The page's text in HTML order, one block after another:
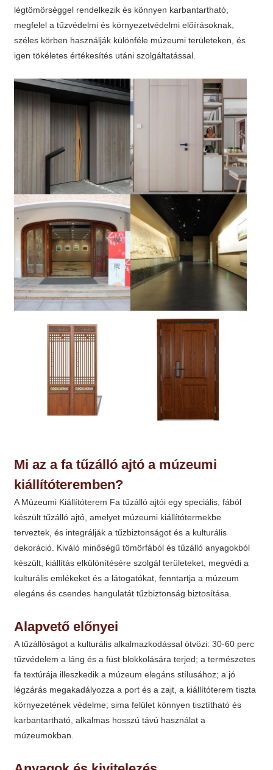
légtömörséggel rendelkezik és könnyen karbantartható,
megfelel a tűzvédelmi és környezetvédelmi előírásoknak,
széles körben használják különféle múzeumi területeken, és
igen tökéletes értékesítés utáni szolgáltatással.
Mi az a fa tűzálló ajtó a múzeumi
kiállítóteremben?
A Múzeumi Kiállítóterem Fa tűzálló ajtói egy speciális, fából
készült tűzálló ajtó, amelyet múzeumi kiállítótermekbe
terveztek, és integrálják a tűzbiztonságot és a kulturális
dekoráció. Kiváló minőségű tömörfából és tűzálló anyagokból
készült, kiállítás elkülönítésére szolgál területeket, megvédi a
kulturális emlékeket és a látogatókat, fenntartja a múzeum
elegáns és csendes hangulatát tűzbiztonság biztosítása.
Alapvető előnyei
A tűzállóságot a kulturális alkalmazkodással ötvözi: 30-60 perc
tűzvédelem a láng és a füst blokkolására terjed; a természetes
fa textúrája illeszkedik a múzeum elegáns stílusához; a jó
légzárás megakadályozza a port és a zajt, a kiállítóterem tiszta
környezetének védelme; sima felület könnyen tisztítható és
karbantartható, alkalmas hosszú távú használat a
múzeumokban.